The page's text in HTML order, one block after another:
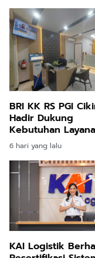
BRI KK RS PGI
Hadir Dukung
Kebutuhan
Perbankan di
Lingkungan
6 hari yang lalu
KAI Logistik